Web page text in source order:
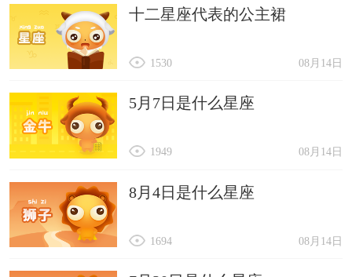
十二星座代表的公主裙
08月14日
1530
5月7日是什么星座
08月14日
1949
8月4日是什么星座
08月14日
1694